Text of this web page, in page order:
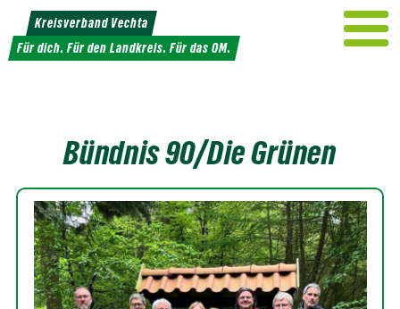
Weiter
zum
Inhalt
Kreisverband Vechta
Für dich. Für den Landkreis. Für das OM.
Bündnis 90/Die Grünen